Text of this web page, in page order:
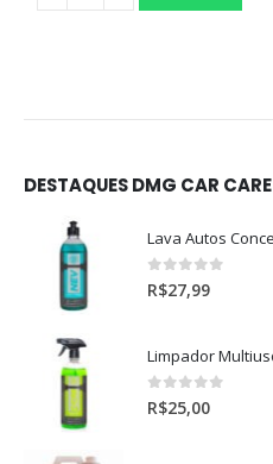
DESTAQUES DMG CAR CARE
0out of 5
R$27,99
0out of 5
R$25,00